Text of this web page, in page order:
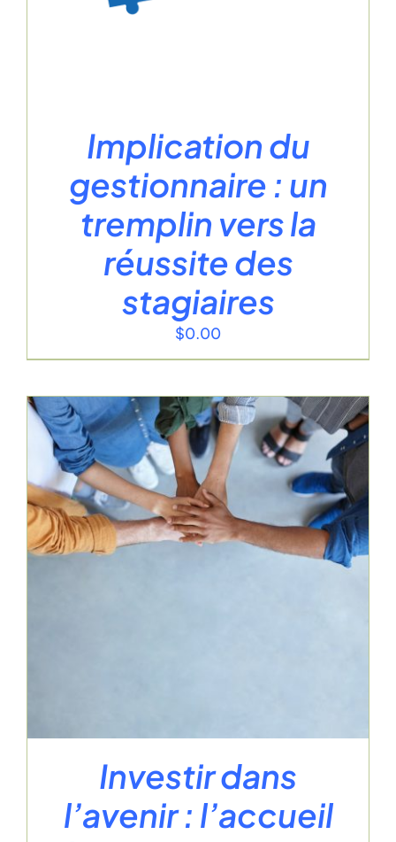
Implication du
gestionnaire : un
tremplin vers la
réussite des
stagiaires
$0.00
Investir dans
l’avenir : l’accueil